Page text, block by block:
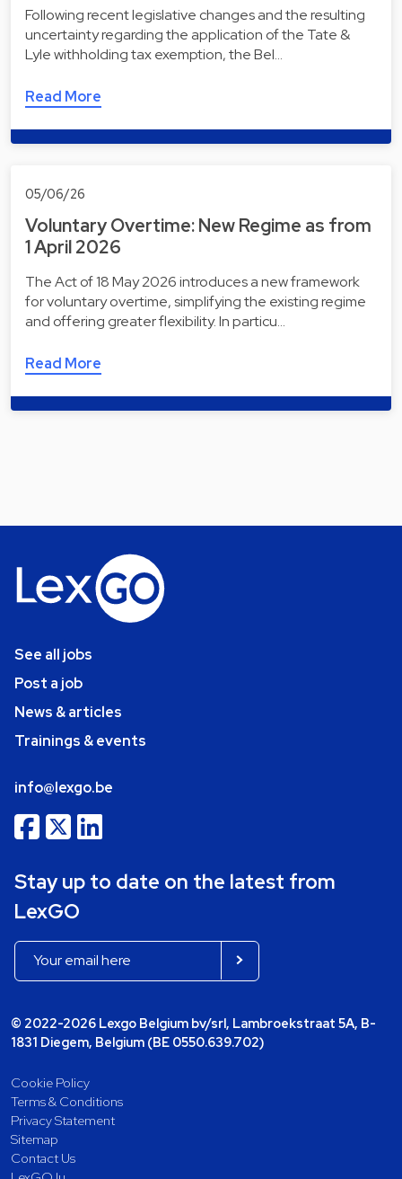
Following recent legislative changes and the resulting
uncertainty regarding the application of the Tate &
Lyle withholding tax exemption, the Bel…
Read More
05/06/26
Voluntary Overtime: New Regime as from
1 April 2026
The Act of 18 May 2026 introduces a new framework
for voluntary overtime, simplifying the existing regime
and offering greater flexibility. In particu…
Read More
See all jobs
Post a job
News & articles
Trainings & events
info@lexgo.be
Stay up to date on the latest from
LexGO
© 2022-2026 Lexgo Belgium bv/srl, Lambroekstraat 5A, B-
1831 Diegem, Belgium (BE 0550.639.702)
Cookie Policy
Terms & Conditions
Privacy Statement
Sitemap
Contact Us